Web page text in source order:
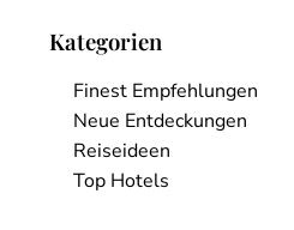
Kategorien
Finest Empfehlungen
Neue Entdeckungen
Reiseideen
Top Hotels